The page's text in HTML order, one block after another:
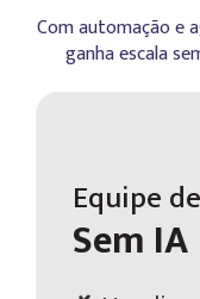
Com automação e
ganha escala
Equipe
Sem IA